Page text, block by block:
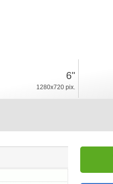
6"
1280x720 pix.